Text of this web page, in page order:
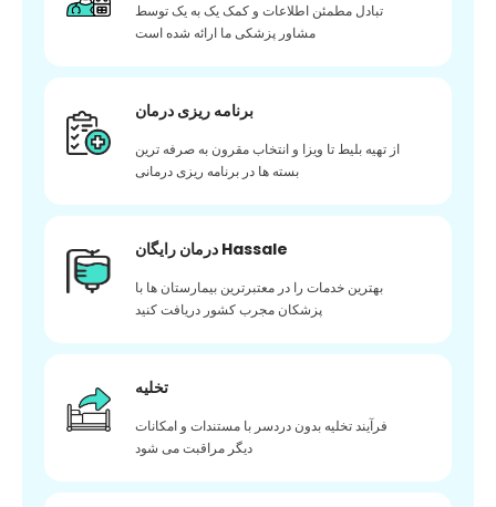
تبادل مطمئن اطلاعات و کمک یک به یک توسط
مشاور پزشکی ما ارائه شده است
برنامه ریزی درمان
از تهیه بلیط تا ویزا و انتخاب مقرون به صرفه ترین
بسته ها در برنامه ریزی درمانی
درمان رایگان Hassale
بهترین خدمات را در معتبرترین بیمارستان ها با
پزشکان مجرب کشور دریافت کنید
تخلیه
فرآیند تخلیه بدون دردسر با مستندات و امکانات
دیگر مراقبت می شود